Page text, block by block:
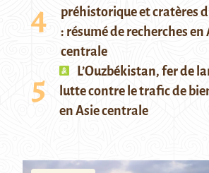
préhistorique et cratères
: résumé de recherches en
centrale
L’Ouzbékistan, fer de
lutte contre le trafic de
en Asie centrale